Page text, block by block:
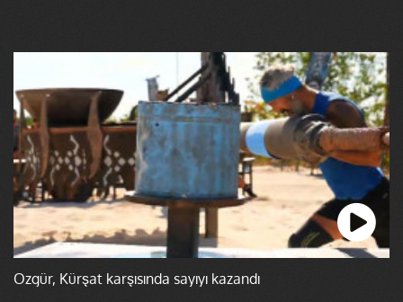
Özgür, Kürşat karşısında sayıyı kazandı